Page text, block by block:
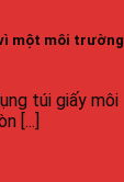
một môi trường
túi giấy môi
[...]